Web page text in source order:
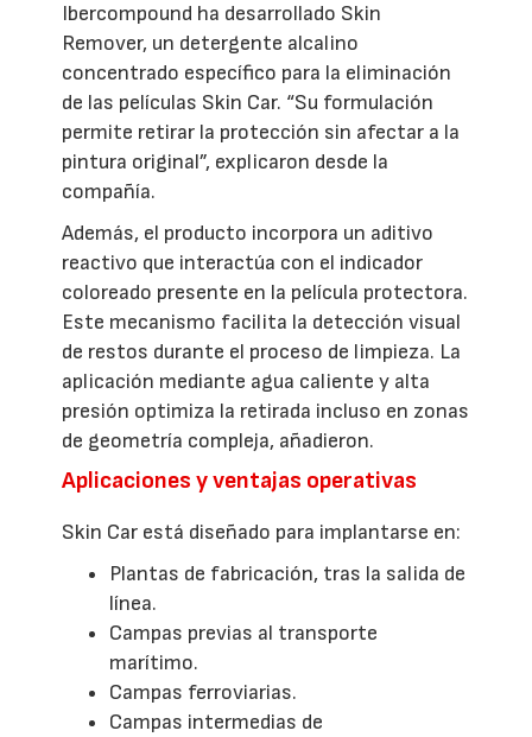
Ibercompound ha desarrollado Skin
Remover, un detergente alcalino
concentrado específico para la eliminación
de las películas Skin Car. “Su formulación
permite retirar la protección sin afectar a la
pintura original”, explicaron desde la
compañía.
Además, el producto incorpora un aditivo
reactivo que interactúa con el indicador
coloreado presente en la película protectora.
Este mecanismo facilita la detección visual
de restos durante el proceso de limpieza. La
aplicación mediante agua caliente y alta
presión optimiza la retirada incluso en zonas
de geometría compleja, añadieron.
Aplicaciones y ventajas operativas
Skin Car está diseñado para implantarse en:
Plantas de fabricación, tras la salida de
línea.
Campas previas al transporte
marítimo.
Campas ferroviarias.
Campas intermedias de